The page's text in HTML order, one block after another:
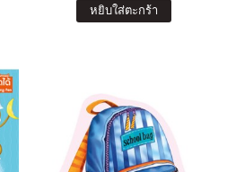
หยิบใส่ตะกร้า